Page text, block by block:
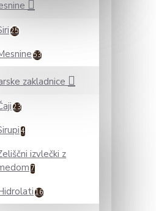
25
53
zakladnice
23
4
izvlečki z
7
16